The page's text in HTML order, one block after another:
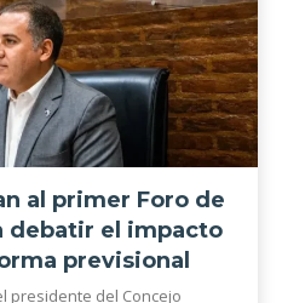
al primer Foro de
debatir el impacto
previsional
presidente del Concejo